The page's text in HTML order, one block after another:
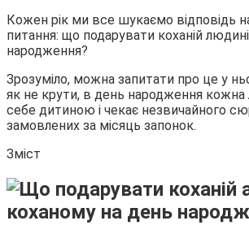
Кожен рік ми все шукаємо відповідь
питання: що подарувати коханій
народження?
Зрозуміло, можна запитати про це у
як не крути, в день народження кожна
себе дитиною і чекає незвичайного
замовлених за місяць запонок.
Зміст